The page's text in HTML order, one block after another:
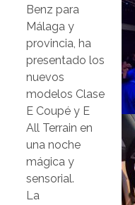
Benz para
Málaga y
provincia, ha
presentado los
nuevos
modelos Clase
E Coupé y E
All Terrain en
una noche
mágica y
sensorial.
La